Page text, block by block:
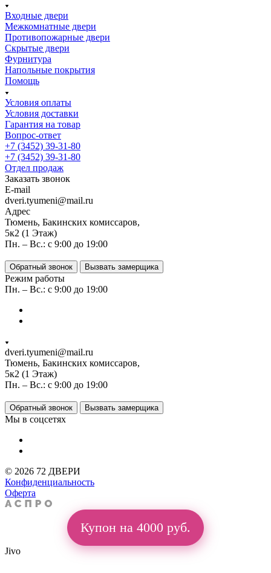
Входные двери
Межкомнатные двери
Противопожарные двери
Скрытые двери
Фурнитура
Напольные покрытия
Помощь
Условия оплаты
Условия доставки
Гарантия на товар
Вопрос-ответ
+7 (3452) 39-31-80
+7 (3452) 39-31-80
Отдел продаж
Заказать звонок
E-mail
dveri.tyumeni@mail.ru
Адрес
Тюмень, Бакинских комиссаров,
5к2 (1 Этаж)
Пн. – Вс.: с 9:00 до 19:00
Обратный звонок Вызвать замерщика
Режим работы
Пн. – Вс.: с 9:00 до 19:00
dveri.tyumeni@mail.ru
Тюмень, Бакинских комиссаров,
5к2 (1 Этаж)
Пн. – Вс.: с 9:00 до 19:00
Обратный звонок Вызвать замерщика
Мы в соцсетях
© 2026 72 ДВЕРИ
Конфиденциальность
Оферта
Купон на 4000 руб.
Jivo